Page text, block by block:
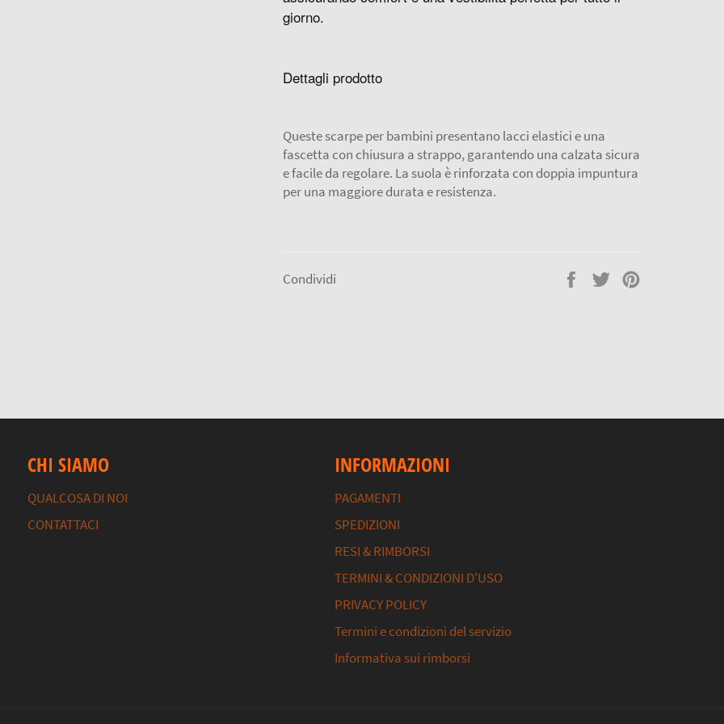
giorno.
Dettagli prodotto
Queste scarpe per bambini presentano lacci elastici e una
fascetta con chiusura a strappo, garantendo una calzata sicura
e facile da regolare. La suola è rinforzata con doppia impuntura
per una maggiore durata e resistenza.
Condividi
Condividi
Twitta
CHI SIAMO
QUALCOSA DI NOI
CONTATTACI
INFORMAZIONI
PAGAMENTI
SPEDIZIONI
RESI & RIMBORSI
TERMINI & CONDIZIONI D'USO
PRIVACY POLICY
Termini e condizioni del servizio
Informativa sui rimborsi